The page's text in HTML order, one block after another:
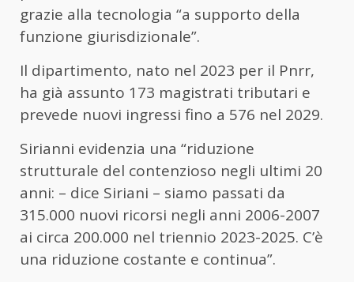
grazie alla tecnologia “a supporto della
funzione giurisdizionale”.
Il dipartimento, nato nel 2023 per il Pnrr,
ha già assunto 173 magistrati tributari e
prevede nuovi ingressi fino a 576 nel 2029.
Sirianni evidenzia una “riduzione
strutturale del contenzioso negli ultimi 20
anni: – dice Siriani – siamo passati da
315.000 nuovi ricorsi negli anni 2006-2007
ai circa 200.000 nel triennio 2023-2025. C’è
una riduzione costante e continua”.